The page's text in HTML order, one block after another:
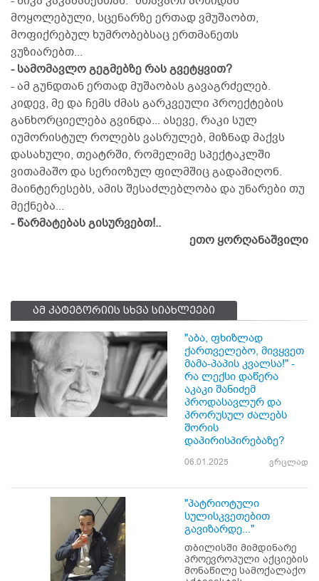
მოყოლებული, სცენარზე ერთად ვმუშაობთ,
მოფიქრებულ ხუმრობებსაც ერთმანეთს
ვუზიარებთ...
- სამომავლო გეგმებზე რას გვეტყვით?
- ამ გუნდთან ერთად მუშაობას გავაგრძელებ.
კიდევ, მე და ჩემს ძმას გარკვეული პროექტების
განხორციელება გვინდა... ასევე, რაკი სულ
იუმორისტულ როლებს ვასრულებ, მიზნად მაქვს
დასახული, თეატრში, რომელიმე სპექტაკლში
ვითამაშო და სერიოზულ ფილმშიც გადამიღონ.
მაინტერესებს, ამის შესაძლებლობა და უნარები თუ
მექნება...
- წარმატებას გისურვებთ!..
ეთო ყორღანაშვილი
ამ კატეგორიის სხვა სიახლეები
"აბა, ფხიზლად
ქართველებო, მივყვეთ
მამა-პაპის კვალსა!" -
რა ლექსი დაწერა
აკაკი შანიძემ
პროდასავლურ და
პრორუსულ ძალებს
შორის
დაპირისპირებაზე?
06.01.2025 ვრცლად
"პატრიოტული
სულისკვეთებით
გავიზარდე..."
თბილისში მიმდინარე
პროევროპული აქციების
მონაწილე სამოქალაქო